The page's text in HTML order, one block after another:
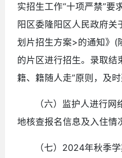
实招生工作“十项严禁”要
阳区委隆阳区人民政府关
划片招生方案>的通知》(
的片区进行招生。录取结
籍、籍随人走”原则，及时
（六）监护人进行
地核查报名信息及入住情
（七）2024年秋季